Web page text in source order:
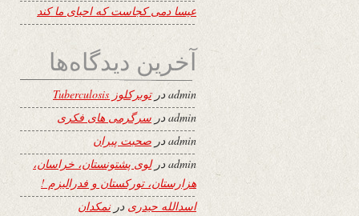
عیسا دمی کجاست که احیای ما کند
آخرین دیدگاه‌ها
adminدرتوبرکلوز Tuberculosis
admin در سرگرمی های فکری
admin در صحبت پیران
adminدرلوی پشتونستان، خراسان،
هزارستان، تورکستان و فدرالیزم !
اسدالله حیدری درنمکدان